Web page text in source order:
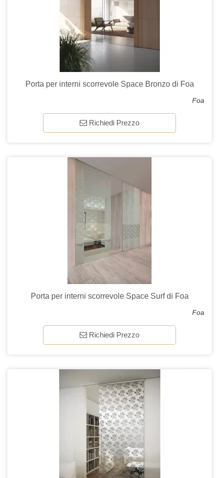
Porta per interni scorrevole Space Bronzo di Foa
Foa
Richiedi Prezzo
Porta per interni scorrevole Space Surf di Foa
Foa
Richiedi Prezzo